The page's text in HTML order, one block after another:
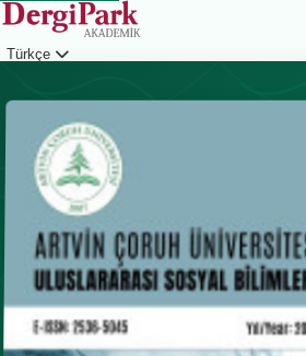
Türkçe